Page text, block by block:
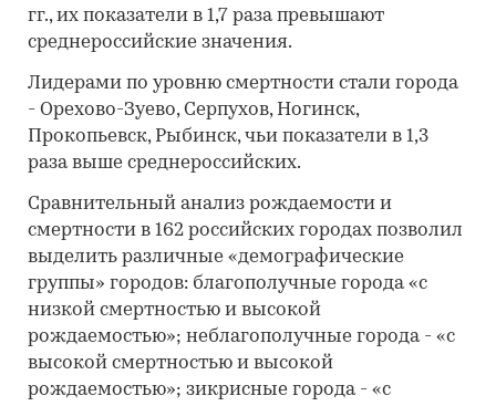
гг., их показатели в 1,7 раза превышают
среднероссийские значения.
Лидерами по уровню смертности стали города
- Орехово-Зуево, Серпухов, Ногинск,
Прокопьевск, Рыбинск, чьи показатели в 1,3
раза выше среднероссийских.
Сравнительный анализ рождаемости и
смертности в 162 российских городах позволил
выделить различные «демографические
группы» городов: благополучные города «с
низкой смертностью и высокой
рождаемостью»; неблагополучные города - «с
высокой смертностью и высокой
рождаемостью»; зикрисные города - «с